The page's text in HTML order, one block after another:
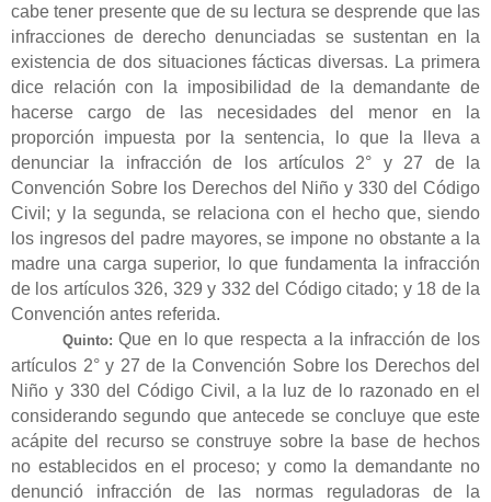
cabe tener presente que de su lectura se desprende que las
infracciones de derecho denunciadas se sustentan en la
existencia de dos situaciones fácticas diversas. La primera
dice relación con la imposibilidad de la demandante de
hacerse cargo de las necesidades del menor en la
proporción impuesta por la sentencia, lo que la lleva a
denunciar la infracción de los artículos 2° y 27 de la
Convención Sobre los Derechos del Niño y 330 del Código
Civil; y la segunda, se relaciona con el hecho que, siendo
los ingresos del padre mayores, se impone no obstante a la
madre una carga superior, lo que fundamenta la infracción
de los artículos 326, 329 y 332 del Código citado; y 18 de la
Convención antes referida.
Quinto: Que en lo que respecta a la infracción de los
artículos 2° y 27 de la Convención Sobre los Derechos del
Niño y 330 del Código Civil, a la luz de lo razonado en el
considerando segundo que antecede se concluye que este
acápite del recurso se construye sobre la base de hechos
no establecidos en el proceso; y como la demandante no
denunció infracción de las normas reguladoras de la